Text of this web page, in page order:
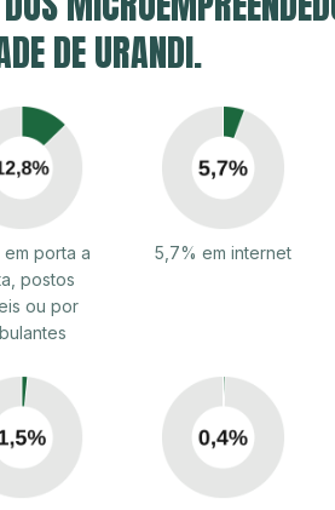
DE URANDI.
em porta a
postos
ou por
5,7% em internet